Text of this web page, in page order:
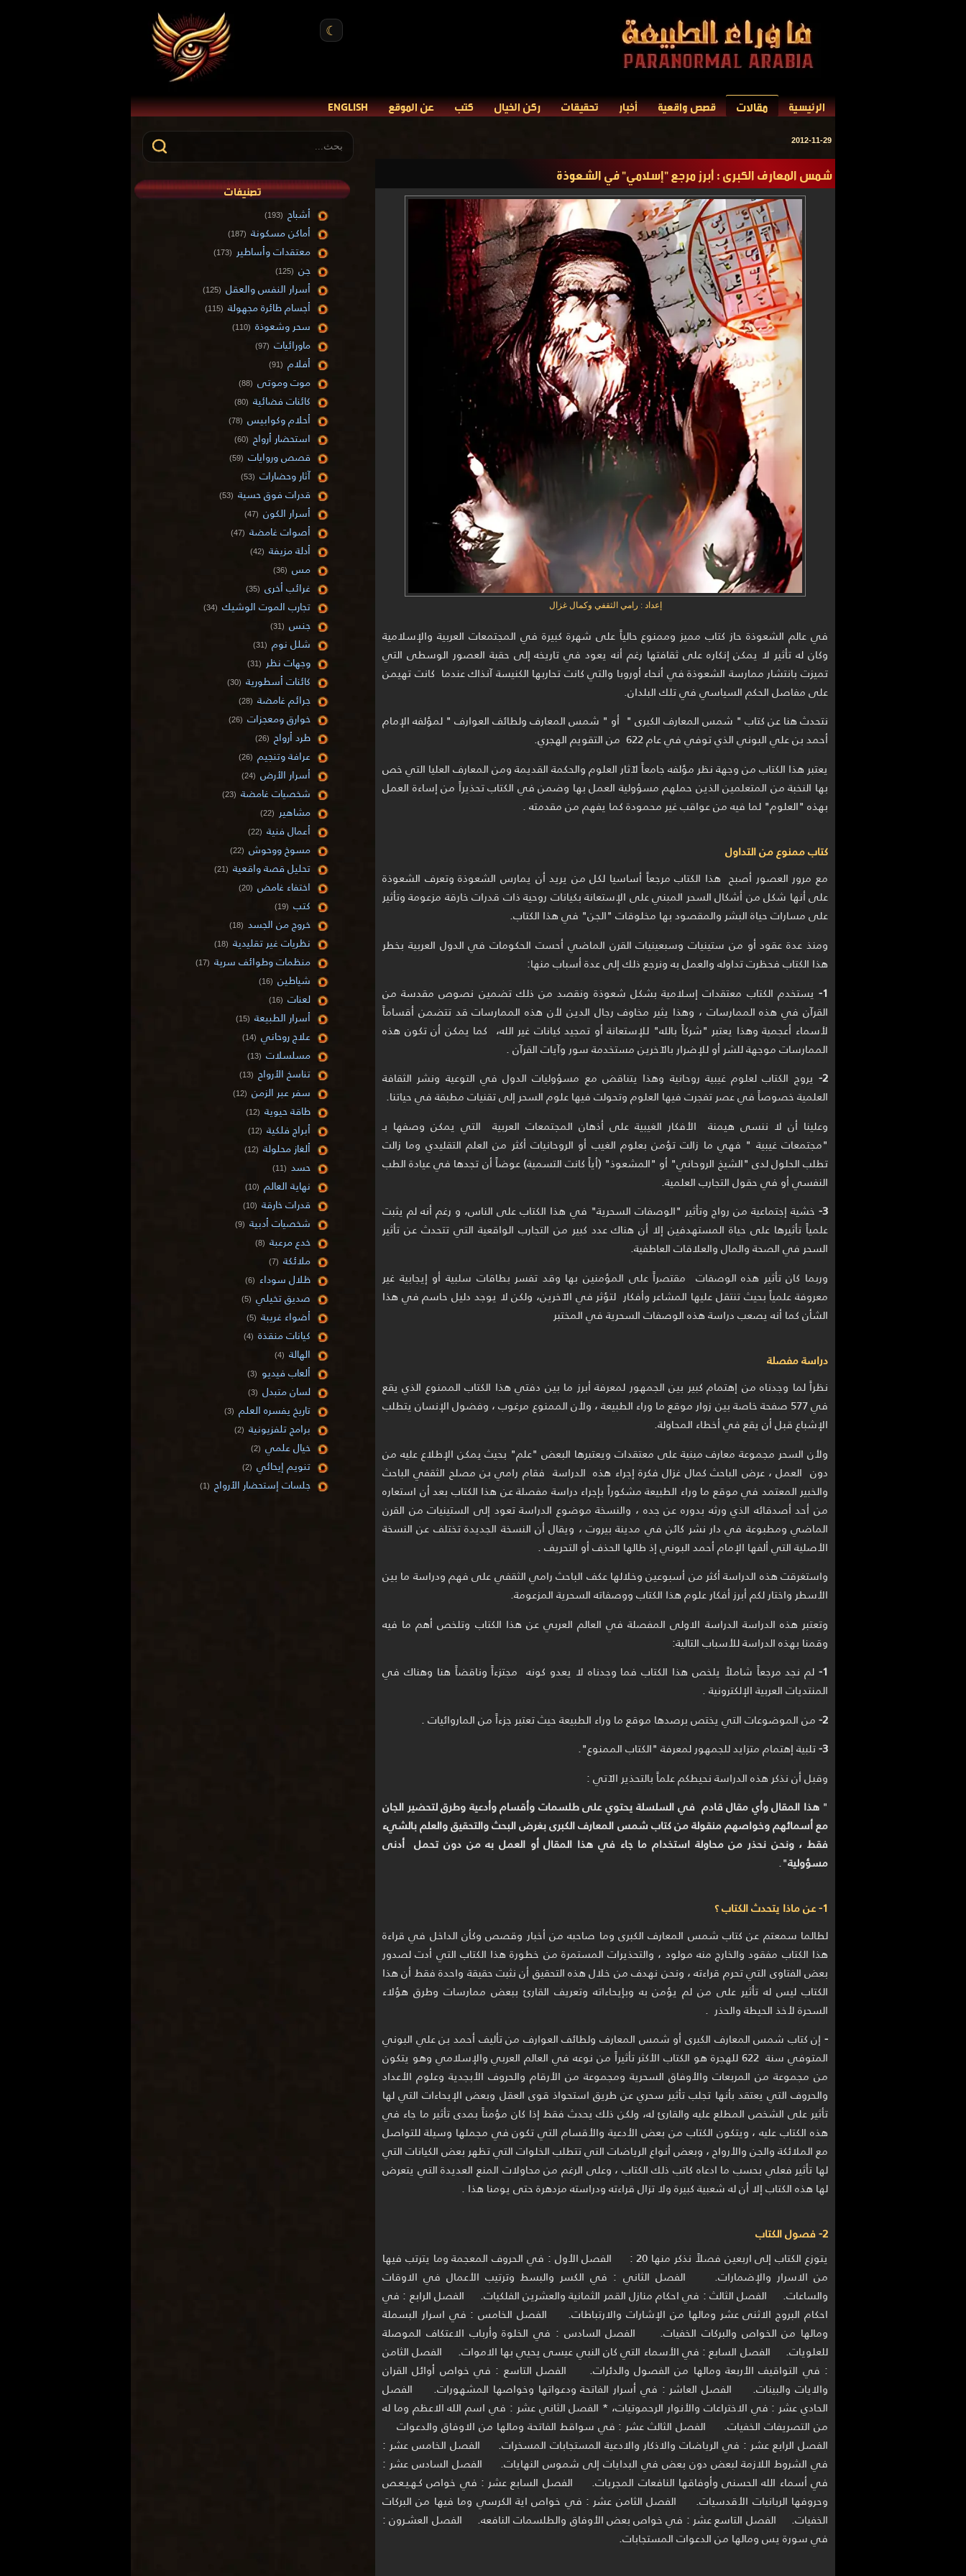
☾
الرئيسية مقالات قصص واقعية أخبار تحقيقات ركن الخيال كتب عن الموقع ENGLISH
2012-11-29
شمس المعارف الكبرى : أبرز مرجع "إسلامي" في الشعوذة
إعداد : رامي الثقفي وكمال غزال
في عالم الشعوذة حاز كتاب مميز وممنوع حالياً على شهرة كبيرة في المجتمعات العربية والإسلامية
وكان له تأثير لا يمكن إنكاره على ثقافتها رغم أنه يعود في تاريخه إلى حقبة العصور الوسطى التي
تميزت بانتشار ممارسة الشعوذة في أنحاء أوروبا والتي كانت تحاربها الكنيسة آنذاك عندما كانت تهيمن
على مفاصل الحكم السياسي في تلك البلدان.
نتحدث هنا عن كتاب " شمس المعارف الكبرى " أو " شمس المعارف ولطائف العوارف " لمؤلفه الإمام
أحمد بن علي البوني الذي توفي في عام 622 من التقويم الهجري.
يعتبر هذا الكتاب من وجهة نظر مؤلفه جامعاً لآثار العلوم والحكمة القديمة ومن المعارف العليا التي خص
بها النخبة من المتعلمين الذين حملهم مسؤولية العمل بها وضمن في الكتاب تحذيراً من إساءة العمل
بهذه "العلوم" لما فيه من عواقب غير محمودة كما يفهم من مقدمته .
كتاب ممنوع من التداول
مع مرور العصور أصبح هذا الكتاب مرجعاً أساسيا لكل من يريد أن يمارس الشعوذة وتعرف الشعوذة
على أنها شكل من أشكال السحر المبني على الإستعانة بكيانات روحية ذات قدرات خارقة مزعومة وتأثير
على مسارات حياة البشر والمقصود بها مخلوقات "الجن" في هذا الكتاب.
ومنذ عدة عقود أو من ستينيات وسبعينيات القرن الماضي أحست الحكومات في الدول العربية بخطر
هذا الكتاب فحظرت تداوله والعمل به ونرجع ذلك إلى عدة أسباب منها:
1
- يستخدم الكتاب معتقدات إسلامية بشكل شعوذة ونقصد من ذلك تضمين نصوص مقدسة من
القرآن في هذه الممارسات ، وهذا يثير مخاوف رجال الدين لأن هذه الممارسات قد تتضمن أقساماً
لأسماء أعجمية وهذا يعتبر "شركاً بالله" للإستعانة أو تمجيد كيانات غير الله، كما يمكن أن تكون هذه
الممارسات موجهة للشر أو للإضرار بالآخرين مستخدمة سور وآيات القرآن .
2- يروج الكتاب لعلوم غيبية روحانية وهذا يتناقض مع مسؤوليات الدول في التوعية ونشر الثقافة
العلمية خصوصاً في عصر تفجرت فيها العلوم وتحولت فيها علوم السحر إلى تقنيات مطبقة في حياتنا.
وعلينا أن لا ننسى هيمنة الأفكار الغيبية على أذهان المجتمعات العربية التي يمكن وصفها بـ
"مجتمعات غيبية " فهي ما زالت تؤمن بعلوم الغيب أو الروحانيات أكثر من العلم التقليدي وما زالت
تطلب الحلول لدى "الشيخ الروحاني" أو "المشعوذ" (أياً كانت التسمية) عوضاً أن تجدها في عيادة الطب
النفسي أو في حقول التجارب العلمية.
3- خشية إجتماعية من رواج وتأثير "الوصفات السحرية" في هذا الكتاب على الناس، و رغم أنه لم يثبت
علمياً تأثيرها على حياة المستهدفين إلا أن هناك عدد كبير من التجارب الواقعية التي تتحدث عن تأثير
السحر في الصحة والمال والعلاقات العاطفية.
وربما كان تأثير هذه الوصفات مقتصراً على المؤمنين بها وقد تفسر بطاقات سلبية أو إيجابية غير
معروفة علمياً بحيث تنتقل عليها المشاعر وأفكار لتؤثر في الآخرين، ولكن لا يوجد دليل حاسم في هذا
الشأن كما أنه يصعب دراسة هذه الوصفات السحرية في المختبر
دراسة مفصلة
نظراً لما وجدناه من إهتمام كبير بين الجمهور لمعرفة أبرز ما بين دفتي هذا الكتاب الممنوع الذي يقع
في 577 صفحة خاصة بين زوار موقع ما وراء الطبيعة ، ولأن الممنوع مرغوب ، وفضول الإنسان يتطلب
الإشباع قبل أن يقع في أخطاء المحاولة.
ولأن السحر مجموعة معارف مبنية على معتقدات ويعتبرها البعض "علم" بحيث يمكن الإطلاع عليه من
دون العمل ، عرض الباحث كمال غزال فكرة إجراء هذه الدراسة فقام رامي بن مصلح الثقفي الباحث
والخبير المعتمد في موقع ما وراء الطبيعة مشكوراً بإجراء دراسة مفصلة عن هذا الكتاب بعد أن استعاره
من أحد أصدقائه الذي ورثه بدوره عن جده ، والنسخة موضوع الدراسة تعود إلى الستينيات من القرن
الماضي ومطبوعة في دار نشر كائن في مدينة بيروت ، ويقال أن النسخة الجديدة تختلف عن النسخة
الأصلية التي ألفها الإمام أحمد البوني إذ طالها الحذف أو التحريف .
واستغرقت هذه الدراسة أكثر من أسبوعين وخلالها عكف الباحث رامي الثقفي على فهم ودراسة ما بين
الأسطر واختار لكم أبرز أفكار علوم هذا الكتاب ووصفاته السحرية المزعومة.
وتعتبر هذه الدراسة الدراسة الاولى المفصلة في العالم العربي عن هذا الكتاب وتلخص أهم ما فيه
وقمنا بهذه الدراسة للأسباب التالية:
1- لم نجد مرجعاً شاملاً يلخص هذا الكتاب فما وجدناه لا يعدو كونه مجتزءاً وناقضاً هنا وهناك في
المنتديات العربية الإلكترونية .
2- من الموضوعات التي يختص برصدها موقع ما وراء الطبيعة حيث تعتبر جزءاً من الماروائيات .
3- تلبية إهتمام متزايد للجمهور لمعرفة "الكتاب الممنوع".
وقبل أن نذكر هذه الدراسة نحيطكم علماً بالتحذير الآتي :
"هذا المقال وأي مقال قادم في السلسلة يحتوي على طلسمات وأقسام وأدعية وطرق لتحضير الجان
مع أسمائهم وخواصهم منقولة من كتاب شمس المعارف الكبرى بغرض البحث والتحقيق والعلم بالشيء
فقط ، ونحن نحذر من محاولة استخدام ما جاء في هذا المقال أو العمل به من دون تحمل أدنى
مسؤولية".
1- عن ماذا يتحدث الكتاب ؟
لطالما سمعتم عن كتاب شمس المعارف الكبرى وما صاحبه من أخبار وقصص وكأن الداخل في قراءة
هذا الكتاب مفقود والخارج منه مولود ، والتحذيرات المستمرة من خطورة هذا الكتاب التي أدت لصدور
بعض الفتاوى التي تحرم قراءته ، ونحن نهدف من خلال هذه التحقيق أن نثبت حقيقة واحدة فقط أن هذا
الكتاب ليس له تأثير على من لم يؤمن به وبإيحاءاته وتعريف القارئ ببعض ممارسات وطرق هؤلاء
السحرة لأخذ الحيطة والحذر .
- إن كتاب شمس المعارف الكبرى أو شمس المعارف ولطائف العوارف من تأليف أحمد بن علي البوني
المتوفي سنة 622 للهجرة هو الكتاب الأكثر تأثيراً من نوعه في العالم العربي والإسلامي وهو يتكون
من مجموعة من المربعات والأوفاق السحرية ومجموعة من الأرقام والحروف الأبجدية وعلوم الأعداد
والحروف التي يعتقد بأنها تجلب تأثير سحري عن طريق استحواذ قوى العقل وبعض الإيحاءات التي لها
تأثير على الشخص المطلع عليه والقارئ له، ولكن ذلك يحدث فقط إذا كان مؤمناً بمدى تأثير ما جاء في
هذه الكتاب عليه ، ويتكون الكتاب من بعض الأدعية والأقسام التي تكون في مجملها وسيلة للتواصل
مع الملائكة والجن والأرواح ، وبعض أنواع الرياضات التي تتطلب الخلوات التي تظهر بعض الكيانات التي
لها تأثير فعلي بحسب ما ادعاه كاتب ذلك الكتاب ، وعلى الرغم من محاولات المنع العديدة التي يتعرض
لها هذه الكتاب إلا أن له شعبية كبيرة ولا تزال قراءته ودراسته مزدهرة حتى يومنا هذا .
2- فصول الكتاب
يتوزع الكتاب إلى اربعين فصلاً نذكر منها 20 : الفصل الأول : في الحروف المعجمة وما يترتب فيها
من الاسرار والإضمارات. الفصل الثاني : في الكسر والبسط وترتيب الأعمال في الاوقات
والساعات. الفصل الثالث : في احكام منازل القمر الثمانية والعشرين الفلكيات. الفصل الرابع : في
احكام البروج الاثنى عشر ومالها من الإشارات والارتباطات. الفصل الخامس : في اسرار البسملة
ومالها من الخواص والبركات الخفيات. الفصل السادس : في الخلوة وأرباب الاعتكاف الموصلة
للعلويات. الفصل السابع : في الأسماء التي كان النبي عيسى يحيي بها الاموات. الفصل الثامن
: في التواقيف الأربعة ومالها من الفصول والدئرات. الفصل التاسع : في خواص أوائل القران
والايات والبينات. الفصل العاشر : في أسرار الفاتحة ودعواتها وخواصها المشهورات. الفصل
الحادي عشر : في الاختراعات والأنوار الرحموتيات، * الفصل الثاني عشر : في اسم الله الاعظم وما له
من التصريفات الخفيات. الفصل الثالث عشر : في سواقط الفاتحة ومالها من الاوفاق والدعوات
الفصل الرابع عشر : في الرياضات والاذكار والادعية المستجابات المسخرات. الفصل الخامس عشر :
في الشروط اللازمة لبعض دون بعض في البدايات إلى شموس النهايات. الفصل السادس عشر :
في أسماء الله الحسنى وأوفاقها النافعات المجريات. الفصل السابع عشر : في خواص كـهـيـعـص
وحروفها الربانيات الأقدسيات. الفصل الثامن عشر : في خواص اية الكرسي وما فيها من البركات
الخفيات. الفصل التاسع عشر : في خواص بعض الأوفاق والطلسمات النافعه. الفصل العشـرون :
في سورة يس ومالها من الدعوات المستجابات.
تصنيفات
أشباح (193)
أماكن مسكونة (187)
معتقدات وأساطير (173)
جن (125)
أسرار النفس والعقل (125)
أجسام طائرة مجهولة (115)
سحر وشعوذة (110)
ماورائيات (97)
أفلام (91)
موت وموتى (88)
كائنات فضائية (80)
أحلام وكوابيس (78)
استحضار أرواح (60)
قصص وروايات (59)
آثار وحضارات (53)
قدرات فوق حسية (53)
أسرار الكون (47)
أصوات غامضة (47)
أدلة مزيفة (42)
مس (36)
غرائب أخرى (35)
تجارب الموت الوشيك (34)
جنس (31)
شلل نوم (31)
وجهات نظر (31)
كائنات أسطورية (30)
جرائم غامضة (28)
خوارق ومعجزات (26)
طرد أرواح (26)
عرافة وتنجيم (26)
أسرار الأرض (24)
شخصيات غامضة (23)
مشاهير (22)
أعمال فنية (22)
مسوخ ووحوش (22)
تحليل قصة واقعية (21)
اختفاء غامض (20)
كتب (19)
خروج من الجسد (18)
نظريات غير تقليدية (18)
منظمات وطوائف سرية (17)
شياطين (16)
لعنات (16)
أسرار الطبيعة (15)
علاج روحاني (14)
مسلسلات (13)
تناسخ الأرواح (13)
سفر عبر الزمن (12)
طاقة حيوية (12)
أبراج فلكية (12)
ألغاز محلولة (12)
حسد (11)
نهاية العالم (10)
قدرات خارقة (10)
شخصيات أدبية (9)
خدع مرعبة (8)
ملائكة (7)
ظلال سوداء (6)
صديق تخيلي (5)
أضواء غريبة (5)
كيانات منقذة (4)
الهالة (4)
ألعاب فيديو (3)
لسان متبدل (3)
تاريخ يفسره العلم (3)
برامج تلفزيونية (2)
خيال علمي (2)
تنويم إيحائي (2)
جلسات إستحضار الأرواح (1)